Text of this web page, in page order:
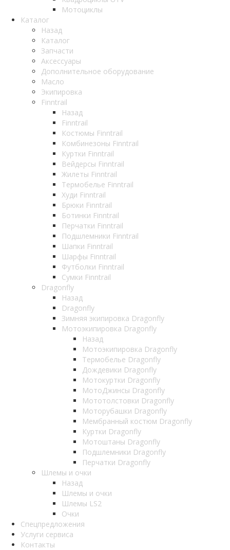
Мотоциклы
Каталог
Назад
Каталог
Запчасти
Аксессуары
Дополнительное оборудование
Масло
Экипировка
Finntrail
Назад
Finntrail
Костюмы Finntrail
Комбинезоны Finntrail
Куртки Finntrail
Вейдерсы Finntrail
Жилеты Finntrail
Термобелье Finntrail
Худи Finntrail
Брюки Finntrail
Ботинки Finntrail
Перчатки Finntrail
Подшлемники Finntrail
Шапки Finntrail
Шарфы Finntrail
Футболки Finntrail
Сумки Finntrail
Dragonfly
Назад
Dragonfly
Зимняя экипировка Dragonfly
Мотоэкипировка Dragonfly
Назад
Мотоэкипировка Dragonfly
Термобелье Dragonfly
Дождевики Dragonfly
Мотокуртки Dragonfly
МотоДжинсы Dragonfly
Мототолстовки Dragonfly
Моторубашки Dragonfly
Мембранный костюм Dragonfly
Куртки Dragonfly
Мотоштаны Dragonfly
Подшлемники Dragonfly
Перчатки Dragonfly
Шлемы и очки
Назад
Шлемы и очки
Шлемы LS2
Очки
Спецпредложения
Услуги сервиса
Контакты